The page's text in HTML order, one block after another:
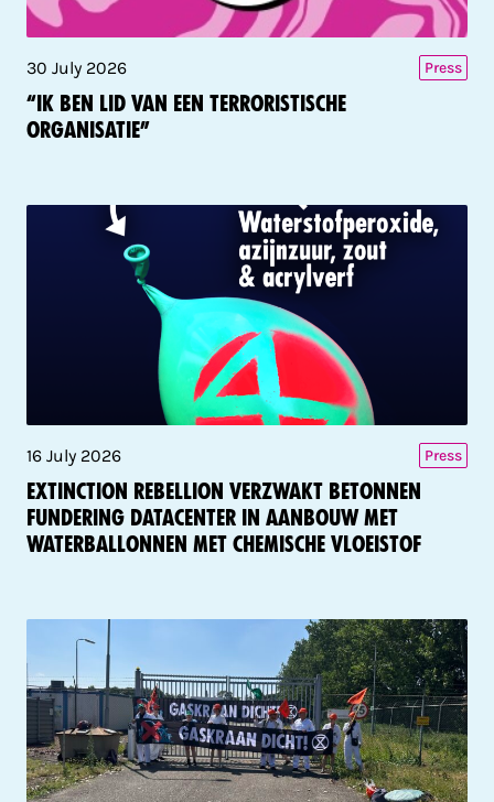
30 July 2026 Press
“Ik ben lid van een terroristische
organisatie”
16 July 2026 Press
Extinction Rebellion verzwakt betonnen
fundering datacenter in aanbouw met
waterballonnen met chemische vloeistof